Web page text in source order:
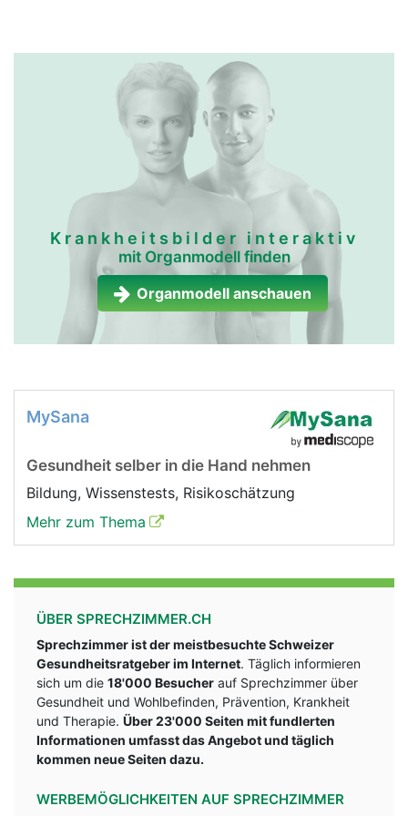
mundspeicheldrüsen
mann
Krankheitsbilder interaktiv
mit Organmodell finden
Organmodell anschauen
MySana
Gesundheit selber in die Hand nehmen
Bildung, Wissenstests, Risikoschätzung
Mehr zum Thema
ÜBER SPRECHZIMMER.CH
Sprechzimmer ist der meistbesuchte Schweizer
Gesundheitsratgeber im Internet. Täglich informieren
sich um die 18'000 Besucher auf Sprechzimmer über
Gesundheit und Wohlbefinden, Prävention, Krankheit
und Therapie. Über 23'000 Seiten mit fundlerten
Informationen umfasst das Angebot und täglich
kommen neue Seiten dazu.
WERBEMÖGLICHKEITEN AUF SPRECHZIMMER